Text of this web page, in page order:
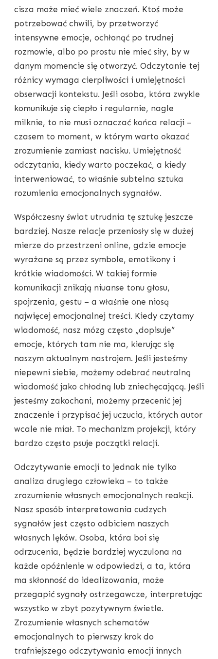
cisza może mieć wiele znaczeń. Ktoś może
potrzebować chwili, by przetworzyć
intensywne emocje, ochłonąć po trudnej
rozmowie, albo po prostu nie mieć siły, by w
danym momencie się otworzyć. Odczytanie tej
różnicy wymaga cierpliwości i umiejętności
obserwacji kontekstu. Jeśli osoba, która zwykle
komunikuje się ciepło i regularnie, nagle
milknie, to nie musi oznaczać końca relacji –
czasem to moment, w którym warto okazać
zrozumienie zamiast nacisku. Umiejętność
odczytania, kiedy warto poczekać, a kiedy
interweniować, to właśnie subtelna sztuka
rozumienia emocjonalnych sygnałów.
Współczesny świat utrudnia tę sztukę jeszcze
bardziej. Nasze relacje przeniosły się w dużej
mierze do przestrzeni online, gdzie emocje
wyrażane są przez symbole, emotikony i
krótkie wiadomości. W takiej formie
komunikacji znikają niuanse tonu głosu,
spojrzenia, gestu – a właśnie one niosą
najwięcej emocjonalnej treści. Kiedy czytamy
wiadomość, nasz mózg często „dopisuje”
emocje, których tam nie ma, kierując się
naszym aktualnym nastrojem. Jeśli jesteśmy
niepewni siebie, możemy odebrać neutralną
wiadomość jako chłodną lub zniechęcającą. Jeśli
jesteśmy zakochani, możemy przecenić jej
znaczenie i przypisać jej uczucia, których autor
wcale nie miał. To mechanizm projekcji, który
bardzo często psuje początki relacji.
Odczytywanie emocji to jednak nie tylko
analiza drugiego człowieka – to także
zrozumienie własnych emocjonalnych reakcji.
Nasz sposób interpretowania cudzych
sygnałów jest często odbiciem naszych
własnych lęków. Osoba, która boi się
odrzucenia, będzie bardziej wyczulona na
każde opóźnienie w odpowiedzi, a ta, która
ma skłonność do idealizowania, może
przegapić sygnały ostrzegawcze, interpretując
wszystko w zbyt pozytywnym świetle.
Zrozumienie własnych schematów
emocjonalnych to pierwszy krok do
trafniejszego odczytywania emocji innych